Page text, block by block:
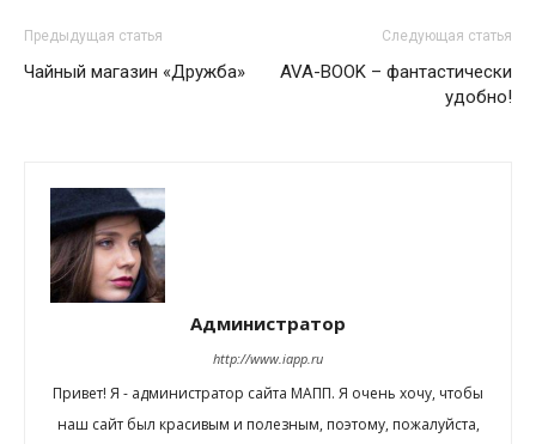
Предыдущая статья
Чайный магазин «Дружба»
Следующая статья
AVA-BOOK – фантастически
удобно!
Администратор
http://www.iapp.ru
Привет! Я - администратор сайта МАПП. Я очень хочу, чтобы
наш сайт был красивым и полезным, поэтому, пожалуйста,